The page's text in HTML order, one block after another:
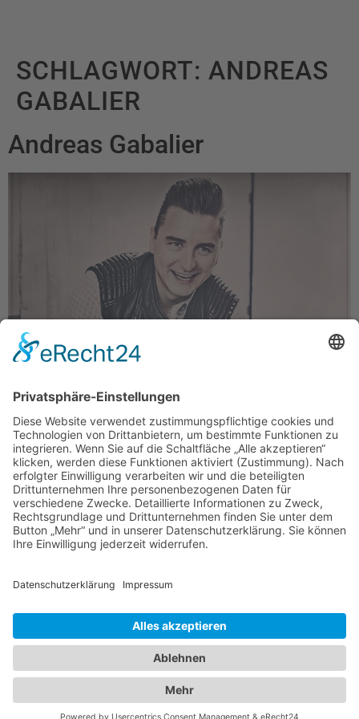
SCHLAGWORT: ANDREAS
GABALIER
Andreas Gabalier
Wer kennt ihn nicht – die österreichische
Antwort auf Helene Fischer. Im Rahmen der
Vorstellung des neuen Heidi Songs, den
Andreas zum Besten geben darf, hatte ich
die Gelegenheit, ihn zu
echter Charmeur.
Alle Fotos © Christoph Gramann
ImpressumDatenschutz